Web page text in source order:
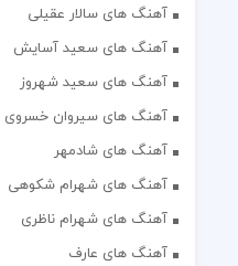
آهنگ های سالار عقیلی
آهنگ های سعید آسایش
آهنگ های سعید شهروز
آهنگ های سیروان خسروی
آهنگ های شادمهر
آهنگ های شهرام شکوهی
آهنگ های شهرام ناظری
آهنگ های عارف